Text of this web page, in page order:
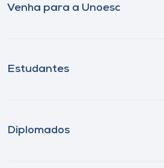
Venha para a Unoesc
Estudantes
Diplomados